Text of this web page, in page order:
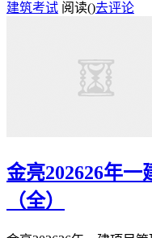
建筑考试 阅读()去评论
金亮202626年
（全）